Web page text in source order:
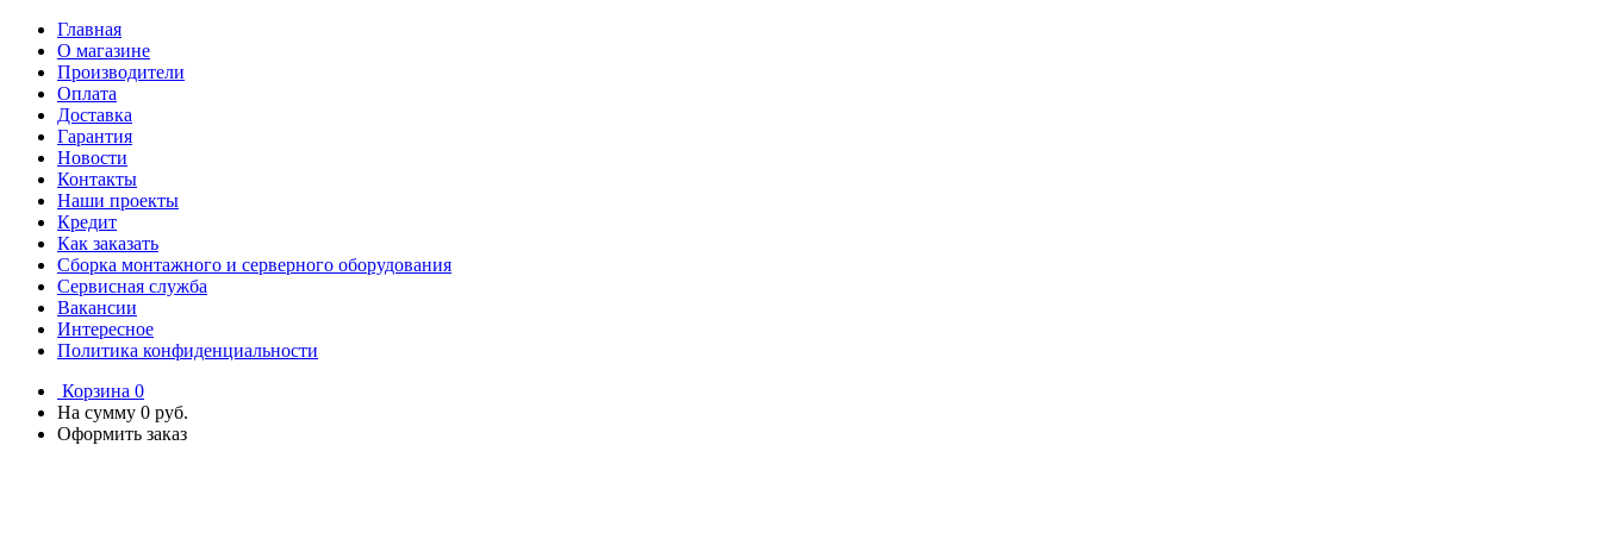
Главная
О магазине
Производители
Оплата
Доставка
Гарантия
Новости
Контакты
Наши проекты
Кредит
Как заказать
Сборка монтажного и серверного оборудования
Сервисная служба
Вакансии
Интересное
Политика конфиденциальности
Корзина 0
На сумму 0 руб.
Оформить заказ